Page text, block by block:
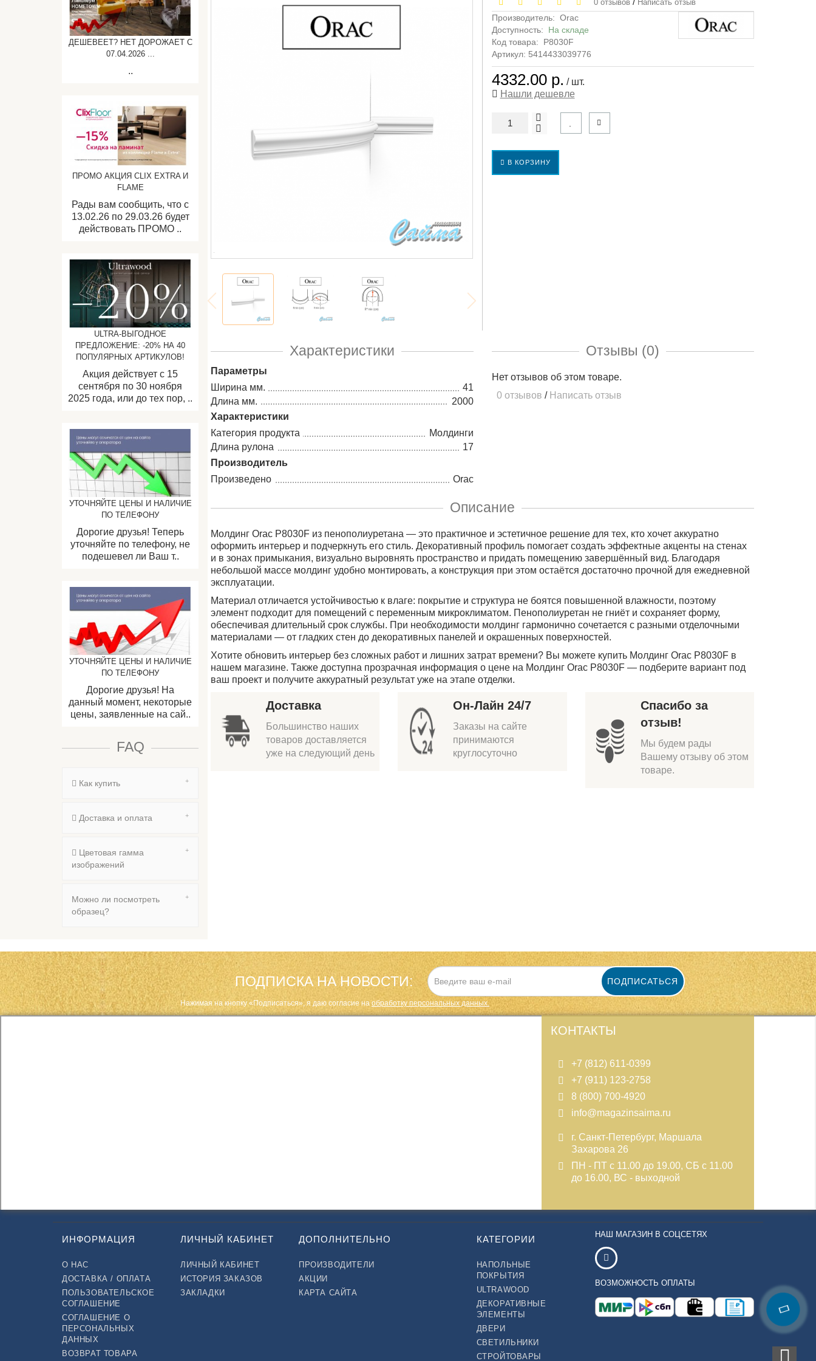
ДЕШЕВЕЕТ? НЕТ ДОРОЖАЕТ C
07.04.2026 ...
..
ПРОМО АКЦИЯ CLIX EXTRA И
FLAME
Рады вам сообщить, что с
13.02.26 по 29.03.26 будет
действовать ПРОМО ..
ULTRA-ВЫГОДНОЕ
ПРЕДЛОЖЕНИЕ: -20% НА 40
ПОПУЛЯРНЫХ АРТИКУЛОВ!
Акция действует с 15
сентября по 30 ноября
2025 года, или до тех пор, ..
УТОЧНЯЙТЕ ЦЕНЫ И НАЛИЧИЕ
ПО ТЕЛЕФОНУ
Дорогие друзья! Теперь
уточняйте по телефону, не
подешевел ли Ваш т..
УТОЧНЯЙТЕ ЦЕНЫ И НАЛИЧИЕ
ПО ТЕЛЕФОНУ
Дорогие друзья! На
данный момент, некоторые
цены, заявленные на сай..
FAQ
Как купить
Доставка и оплата
Цветовая гамма
изображений
Можно ли посмотреть
образец?
0 отзывов Написать отзыв
Производитель: Orac
Доступность: На складе
Код товара:
P8030F
Артикул: 5414433039776
4332.00 р. / шт.
Нашли дешевле
В КОРЗИНУ
Характеристики
Параметры
Ширина мм.
41
Длина мм.
2000
Характеристики
Категория продукта
Молдинги
Длина рулона
17
Производитель
Произведено
Orac
Отзывы (0)
Нет отзывов об этом товаре.
0 отзывов / Написать отзыв
Описание
Молдинг Orac P8030F из пенополиуретана — это практичное и эстетичное решение для тех, кто хочет аккуратно
оформить интерьер и подчеркнуть его стиль. Декоративный профиль помогает создать эффектные акценты на стенах
и в зонах примыкания, визуально выровнять пространство и придать помещению завершённый вид. Благодаря
небольшой массе молдинг удобно монтировать, а конструкция при этом остаётся достаточно прочной для ежедневной
эксплуатации.
Материал отличается устойчивостью к влаге: покрытие и структура не боятся повышенной влажности, поэтому
элемент подходит для помещений с переменным микроклиматом. Пенополиуретан не гниёт и сохраняет форму,
обеспечивая длительный срок службы. При необходимости молдинг гармонично сочетается с разными отделочными
материалами — от гладких стен до декоративных панелей и окрашенных поверхностей.
Хотите обновить интерьер без сложных работ и лишних затрат времени? Вы можете купить Молдинг Orac P8030F в
нашем магазине. Также доступна прозрачная информация о цене на Молдинг Orac P8030F — подберите вариант под
ваш проект и получите аккуратный результат уже на этапе отделки.
Доставка
Большинство наших
товаров доставляется
уже на следующий день
Он-Лайн 24/7
Заказы на сайте
принимаются
круглосуточно
Спасибо за
отзыв!
Мы будем рады
Вашему отзыву об этом
товаре.
ПОДПИСКА НА НОВОСТИ: ПОДПИСАТЬСЯ
Нажимая на кнопку «Подписаться», я даю cогласие наобработку персональных данных.
КОНТАКТЫ
+7 (812) 611-0399
+7 (911) 123-2758
8 (800) 700-4920
info@magazinsaima.ru
г. Санкт-Петербург, Маршала
Захарова 26
ПН - ПТ с 11.00 до 19.00, СБ с 11.00
до 16.00, ВС - выходной
ИНФОРМАЦИЯ
О НАС
ДОСТАВКА / ОПЛАТА
ПОЛЬЗОВАТЕЛЬСКОЕ
СОГЛАШЕНИЕ
СОГЛАШЕНИЕ О
ПЕРСОНАЛЬНЫХ
ДАННЫХ
ВОЗВРАТ ТОВАРА
ЛИЧНЫЙ КАБИНЕТ
ЛИЧНЫЙ КАБИНЕТ
ИСТОРИЯ ЗАКАЗОВ
ЗАКЛАДКИ
ДОПОЛНИТЕЛЬНО
ПРОИЗВОДИТЕЛИ
АКЦИИ
КАРТА САЙТА
КАТЕГОРИИ
НАПОЛЬНЫЕ
ПОКРЫТИЯ
ULTRAWOOD
ДЕКОРАТИВНЫЕ
ЭЛЕМЕНТЫ
ДВЕРИ
СВЕТИЛЬНИКИ
СТРОЙТОВАРЫ
НАШ МАГАЗИН В СОЦСЕТЯХ
ВОЗМОЖНОСТЬ ОПЛАТЫ